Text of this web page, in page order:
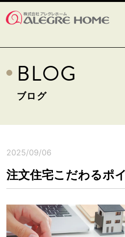
BLOG
ブログ
2025/09/06
注文住宅こだわるポ